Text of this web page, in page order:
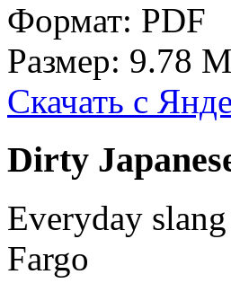
Формат: PDF
Размер: 9.78
Скачать с
Dirty
Everyday
Fargo